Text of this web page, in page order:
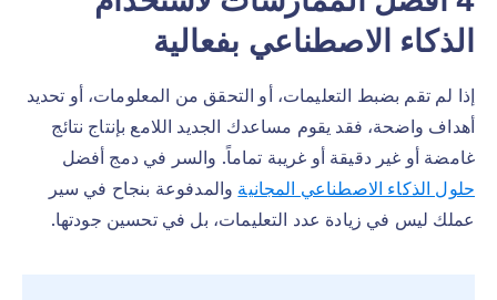
الذكاء الاصطناعي بفعالية
إذا لم تقم بضبط التعليمات، أو التحقق من المعلومات، أو تحديد
أهداف واضحة، فقد يقوم مساعدك الجديد اللامع بإنتاج نتائج
غامضة أو غير دقيقة أو غريبة تماماً. والسر في دمج أفضل
حلول الذكاء الاصطناعي المجانية والمدفوعة بنجاح في سير
عملك ليس في زيادة عدد التعليمات، بل في تحسين جودتها.